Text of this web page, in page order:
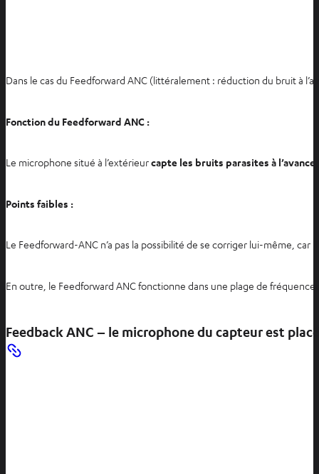
Dans le cas du Feedforward ANC (littéralement : réduction du bruit à
Fonction du Feedforward ANC :
Le microphone situé à l’extérieurcapte les bruits parasites à l’avance
Points faibles :
Le Feedforward-ANC n’a pas la possibilité de se corriger lui-même,
En outre, le Feedforward ANC fonctionne dans une plage de
Feedback ANC – le microphone du capteur est